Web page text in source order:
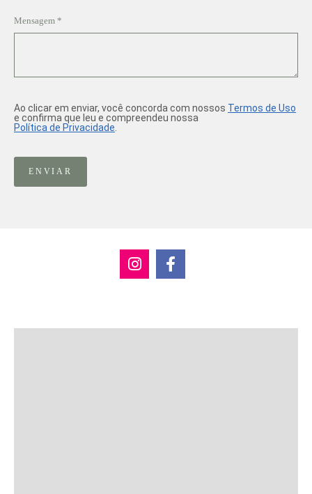
Mensagem *
Ao clicar em enviar, você concorda com nossos Termos de Uso
e confirma que leu e compreendeu nossa
Política de Privacidade
ENVIAR